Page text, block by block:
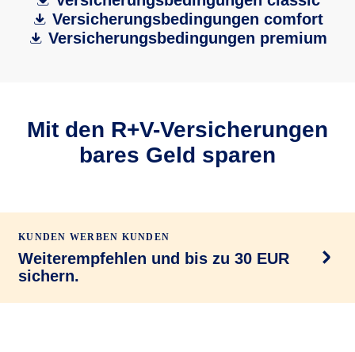
Versicherungsbedingungen comfort
Versicherungsbedingungen premium
Mit den R+V-Versicherungen
bares Geld sparen
KUNDEN WERBEN KUNDEN
Weiterempfehlen und bis zu 30 EUR
sichern.